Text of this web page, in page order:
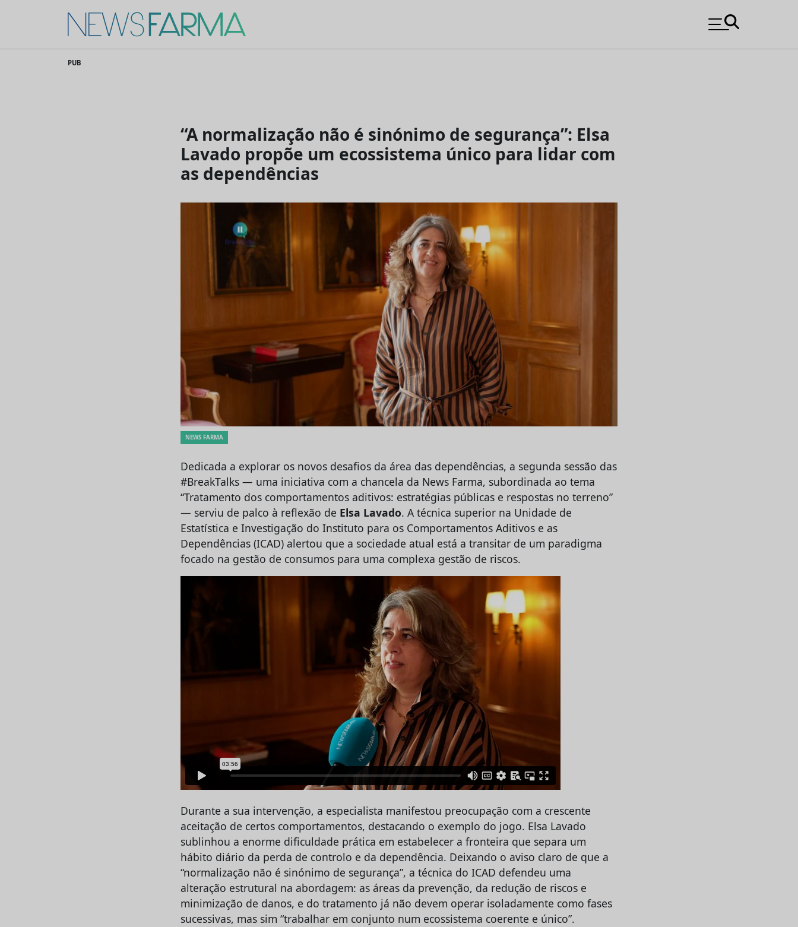
News Farma
PUB
“A normalização não é sinónimo de segurança”: Elsa
Lavado propõe um ecossistema único para lidar com
as dependências
NEWS FARMA
Dedicada a explorar os novos desafios da área das dependências, a segunda sessão das
#BreakTalks — uma iniciativa com a chancela da News Farma, subordinada ao tema
“Tratamento dos comportamentos aditivos: estratégias públicas e respostas no terreno”
— serviu de palco à reflexão de Elsa Lavado. A técnica superior na Unidade de
Estatística e Investigação do Instituto para os Comportamentos Aditivos e as
Dependências (ICAD) alertou que a sociedade atual está a transitar de um paradigma
focado na gestão de consumos para uma complexa gestão de riscos.
Durante a sua intervenção, a especialista manifestou preocupação com a crescente
aceitação de certos comportamentos, destacando o exemplo do jogo. Elsa Lavado
sublinhou a enorme dificuldade prática em estabelecer a fronteira que separa um
hábito diário da perda de controlo e da dependência. Deixando o aviso claro de que a
“normalização não é sinónimo de segurança”, a técnica do ICAD defendeu uma
alteração estrutural na abordagem: as áreas da prevenção, da redução de riscos e
minimização de danos, e do tratamento já não devem operar isoladamente como fases
sucessivas, mas sim “trabalhar em conjunto num ecossistema coerente e único”.